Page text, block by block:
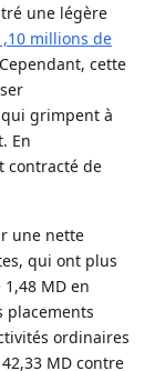
une légère
millions de
cette
grimpent à
En
contracté de
une nette
qui ont plus
MD en
placements
ordinaires
MD contre